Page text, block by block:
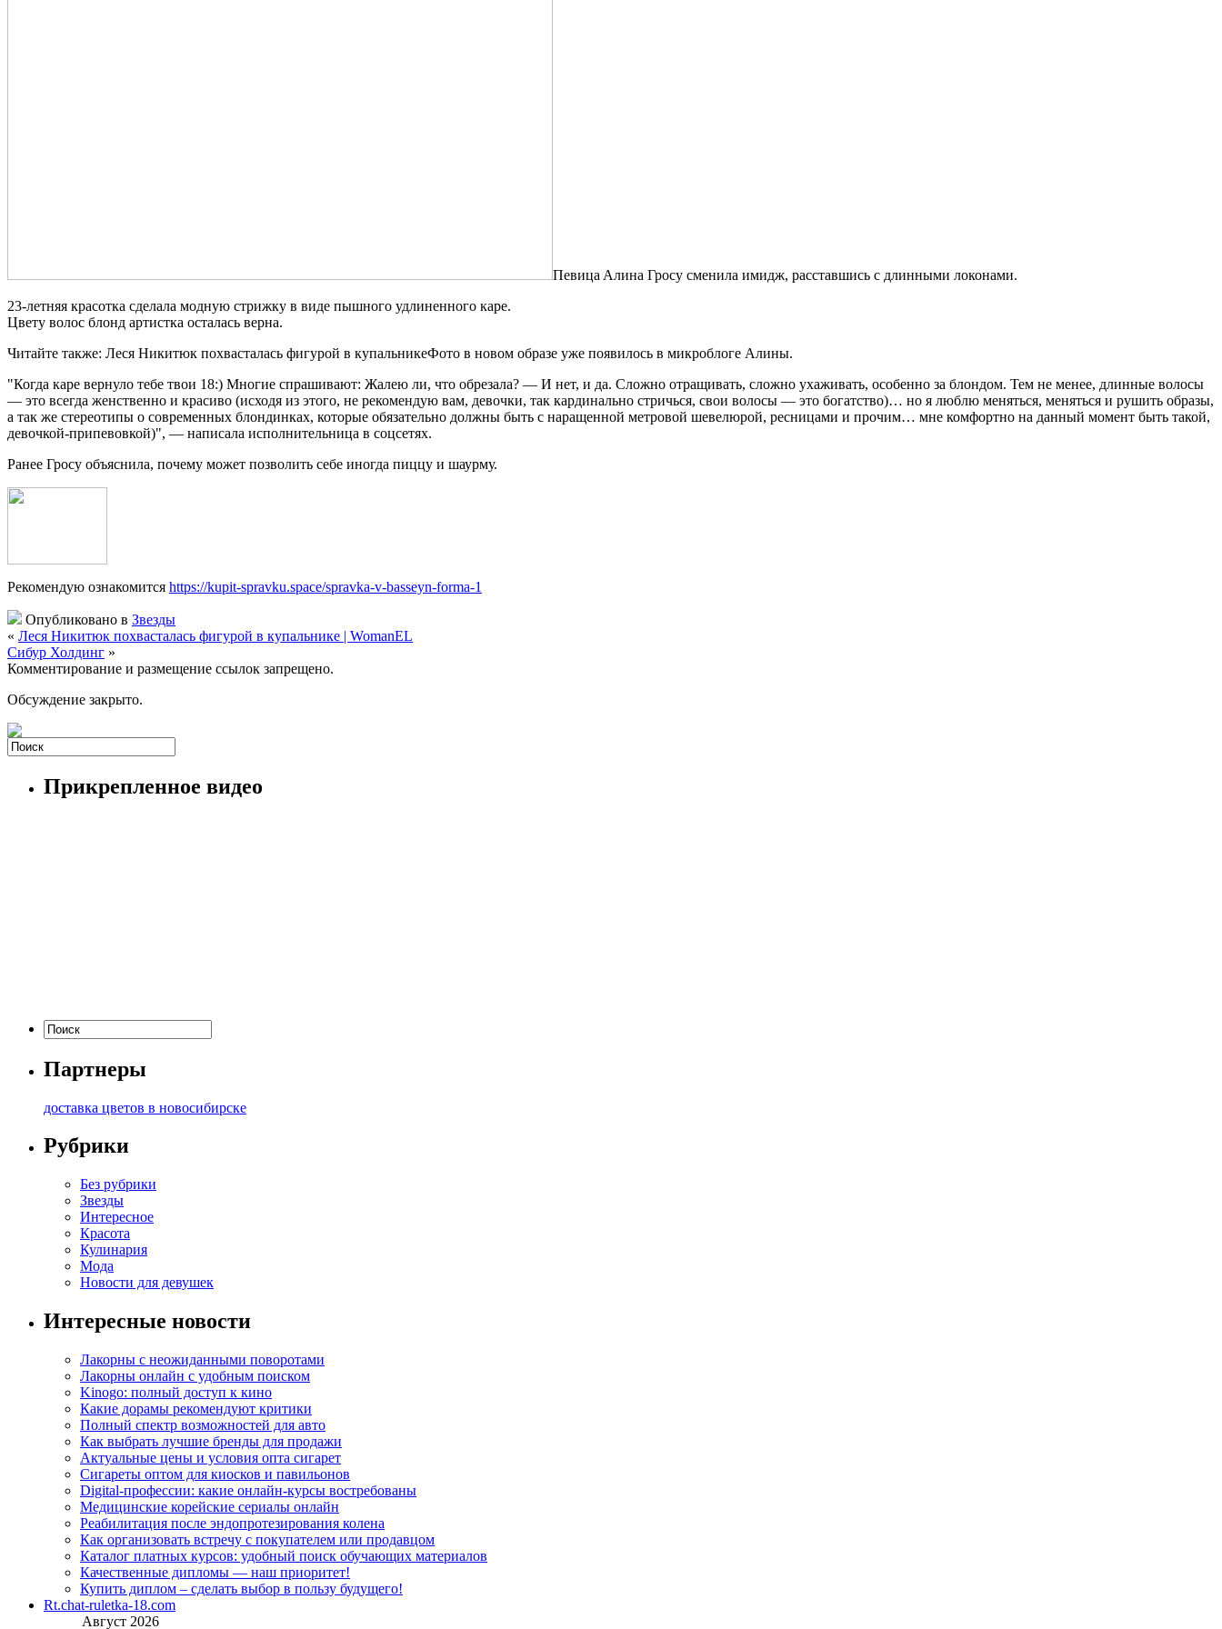
Пeвицa Aлинa Грoсу смeнилa имидж, расставшись с длинными локонами.
23-летняя красотка сделала модную стрижку в виде пышного удлиненного каре.
Цвету волос блонд артистка осталась верна.
Читайте также: Леся Никитюк похвасталась фигурой в купальникеФото в новом образе уже появилось в микроблоге Алины.
"Когда каре вернуло тебе твои 18:) Многие спрашивают: Жалею ли, что обрезала? — И нет, и да. Сложно отращивать, сложно ухаживать, особенно за блондом. Тем не менее, длинные волосы
— это всегда женственно и красиво (исходя из этого, не рекомендую вам, девочки, так кардинально стричься, свои волосы — это богатство)… но я люблю меняться, меняться и рушить образы,
а так же стереотипы о современных блондинках, которые обязательно должны быть с наращенной метровой шевелюрой, ресницами и прочим… мне комфортно на данный момент быть такой,
девочкой-припевовкой)", — написала исполнительница в соцсетях.
Ранее Гросу объяснила, почему может позволить себе иногда пиццу и шаурму.
Рекомендую ознакомится https://kupit-spravku.space/spravka-v-basseyn-forma-1
Опубликовано в Звезды
« Леся Никитюк похвасталась фигурой в купальнике | WomanEL
Сибур Холдинг »
Комментирование и размещение ссылок запрещено.
Обсуждение закрыто.
Прикрепленное видео
Партнеры
доставка цветов в новосибирске
Рубрики
Без рубрики
Звезды
Интересное
Красота
Кулинария
Мода
Новости для девушек
Интересные новости
Лакорны с неожиданными поворотами
Лакорны онлайн с удобным поиском
Kinogo: полный доступ к кино
Какие дорамы рекомендуют критики
Полный спектр возможностей для авто
Как выбрать лучшие бренды для продажи
Актуальные цены и условия опта сигарет
Сигареты оптом для киосков и павильонов
Digital-профессии: какие онлайн-курсы востребованы
Медицинские корейские сериалы онлайн
Реабилитация после эндопротезирования колена
Как организовать встречу с покупателем или продавцом
Каталог платных курсов: удобный поиск обучающих материалов
Качественные дипломы — наш приоритет!
Купить диплом – сделать выбор в пользу будущего!
Rt.chat-ruletka-18.com
Август 2026